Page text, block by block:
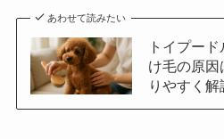
あわせて読みたい
トイプー
け毛の原
りやすく解